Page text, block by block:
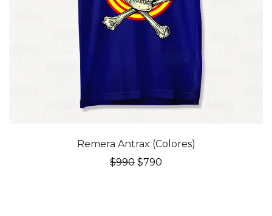
Remera Antrax (Colores)
$990 El
$790